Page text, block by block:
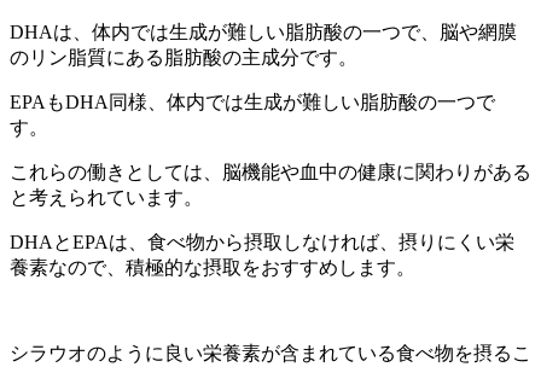
DHAは、体内では生成が難しい脂肪酸の一つで、脳や網膜
のリン脂質にある脂肪酸の主成分です。
EPAもDHA同様、体内では生成が難しい脂肪酸の一つで
す。
これらの働きとしては、脳機能や血中の健康に関わりがある
と考えられています。
DHAとEPAは、食べ物から摂取しなければ、摂りにくい栄
養素なので、積極的な摂取をおすすめします。
シラウオのように良い栄養素が含まれている食べ物を摂るこ